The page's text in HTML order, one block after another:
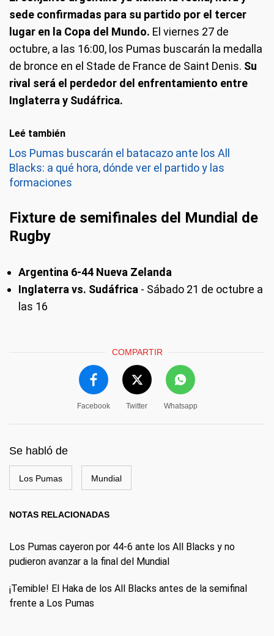
sede confirmadas para su partido por el tercer
lugar en la Copa del Mundo. El viernes 27 de
octubre, a las 16:00, los Pumas buscarán la medalla
de bronce en el Stade de France de Saint Denis. Su
rival será el perdedor del enfrentamiento entre
Inglaterra y Sudáfrica.
Leé también
Los Pumas buscarán el batacazo ante los All
Blacks: a qué hora, dónde ver el partido y las
formaciones
Fixture de semifinales del Mundial de
Rugby
Argentina 6-44 Nueva Zelanda
Inglaterra vs. Sudáfrica - Sábado 21 de octubre a
las 16
COMPARTIR
Facebook Twitter Whatsapp
Se habló de
Los Pumas Mundial
NOTAS RELACIONADAS
Los Pumas cayeron por 44-6 ante los All Blacks y no
pudieron avanzar a la final del Mundial
¡Temible! El Haka de los All Blacks antes de la semifinal
frente a Los Pumas